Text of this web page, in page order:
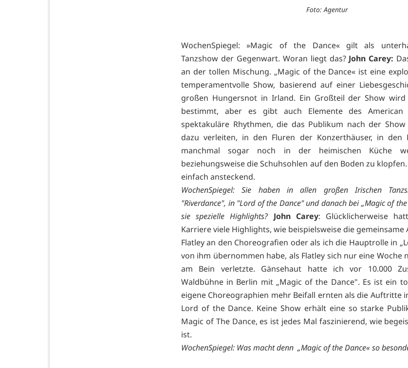
Foto: Agentur
WochenSpiegel: »Magic of the Dance« gilt als
Tanzshow der Gegenwart. Woran liegt das? John Carey:
an der tollen Mischung. „Magic of the Dance« ist eine
temperamentvolle Show, basierend auf einer
großen Hungersnot in Irland. Ein Großteil der Show
bestimmt, aber es gibt auch Elemente des American
spektakuläre Rhythmen, die das Publikum nach der
dazu verleiten, in den Fluren der Konzerthäuser, in den
manchmal sogar noch in der heimischen Küche
beziehungsweise die Schuhsohlen auf den Boden zu
einfach ansteckend.
WochenSpiegel: Sie haben in allen großen Irischen
"Riverdance", in "Lord of the Dance" und danach bei „Magic of
sie spezielle Highlights? John Carey: Glücklicherweise
Karriere viele Highlights, wie beispielsweise die
Flatley an den Choreografien oder als ich die Hauptrolle in
von ihm übernommen habe, als Flatley sich nur eine Woche
am Bein verletzte. Gänsehaut hatte ich vor 10.000
Waldbühne in Berlin mit „Magic of the Dance". Es ist ein
eigene Choreographien mehr Beifall ernten als die Auftritte
Lord of the Dance. Keine Show erhält eine so starke
Magic of The Dance, es ist jedes Mal faszinierend, wie
ist.
WochenSpiegel: Was macht denn „Magic of the Dance« so